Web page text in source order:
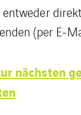
entweder
(per E-
nächsten